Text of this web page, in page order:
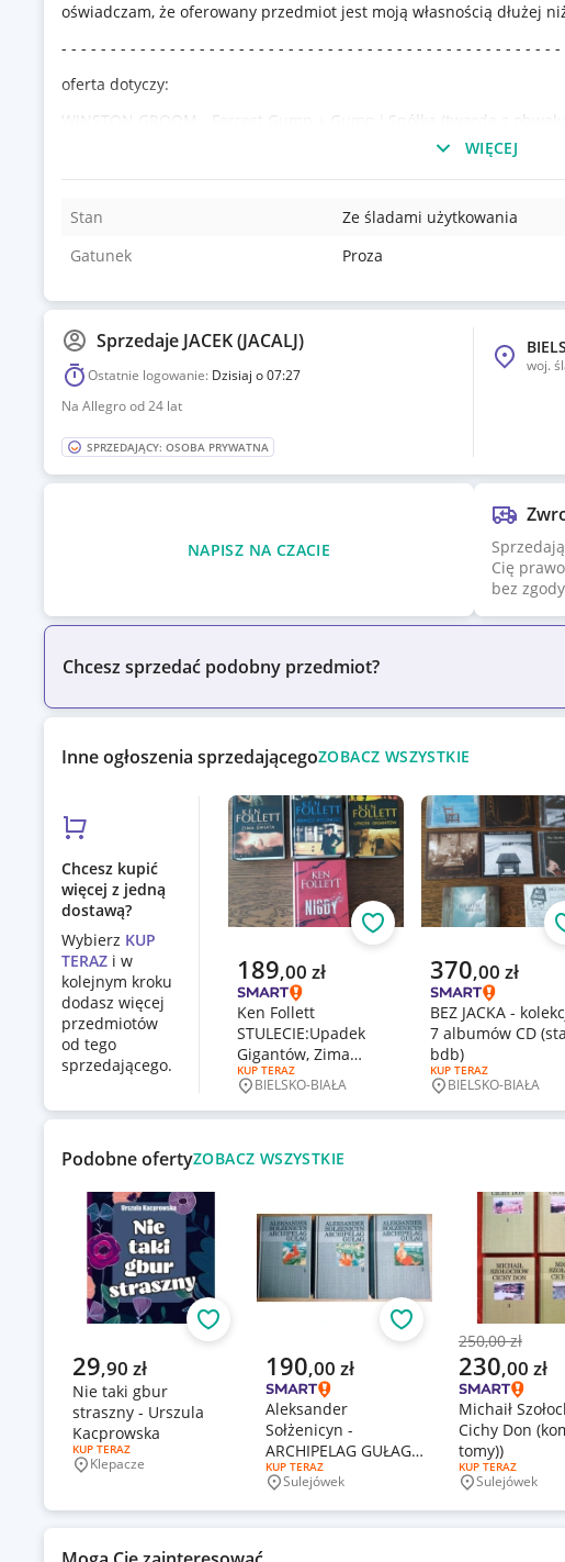
oświadczam, że oferowany przedmiot jest moją własnością dłużej
- - - - - - - - - - - - - - - - - - - - - - - - - - - - - - - - - - - - - - - - - - - - - - - - - -
oferta dotyczy:
WINSTON GROOM - Forrest Gump + Gump i Spółka (twarde z
Winston Grump - GUMP I SPÓŁKA
wyd. Świat Książki, 1996; okładka twarda z obwolutą; stan +db;
zdjęcia prezentują oferokkawane książki;
WIĘCEJ
Stan
Ze śladami użytkowania
Gatunek
Proza
Sprzedaje JACEK (JACALJ)
Ostatnie logowanie: Dzisiaj o 07:27
Na Allegro od 24 lat
SPRZEDAJĄCY: OSOBA PRYWATNA
woj.
NAPISZ NA CZACIE
Cię
bez
Inne ogłoszenia sprzedającegoZOBACZ WSZYSTKIE
Chcesz kupić
więcej z jedną
dostawą?
Wybierz KUP
TERAZ i w
kolejnym kroku
dodasz więcej
przedmiotów
od tego
sprzedającego.
Aktualna cena
189,00 zł
Ken Follett
STULECIE:Upadek
Gigantów, Zima
Świata, Krawędź
Wieczności+Nigdy
RODZAJ OFERTY:
KUP TERAZ
Miejscowość
BIELSKO-BIAŁA
Obserwuj
Aktualna cena
370,00 zł
BEZ JACKA -
7 albumów CD
bdb)
RODZAJ OFERTY:
KUP TERAZ
Miejscowość
BIELSKO-BIAŁA
Podobne ofertyZOBACZ WSZYSTKIE
Aktualna cena
29,90 zł
Nie taki gbur
straszny - Urszula
Kacprowska
RODZAJ OFERTY:
KUP TERAZ
Miejscowość
Klepacze
Obserwuj
Aktualna cena
190,00 zł
Aleksander
Sołżenicyn -
ARCHIPELAG GUŁAG
(3 tomy)
RODZAJ OFERTY:
KUP TERAZ
Miejscowość
Sulejówek
Obserwuj
Poprzednia
250,00 zł
Aktualna cena
230,00 zł
Michaił
Cichy Don
tomy))
RODZAJ OFERTY:
KUP TERAZ
Miejscowość
Sulejówek
Chcesz sprzedać podobny przedmiot?